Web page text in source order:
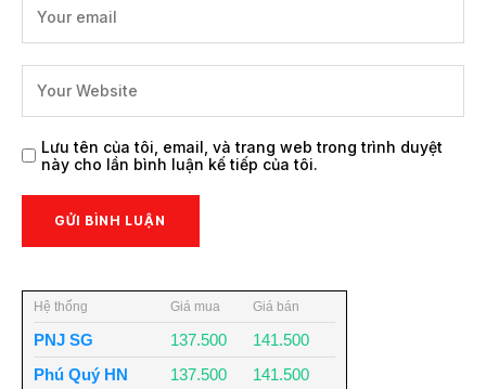
Lưu tên của tôi, email, và trang web trong trình duyệt
này cho lần bình luận kế tiếp của tôi.